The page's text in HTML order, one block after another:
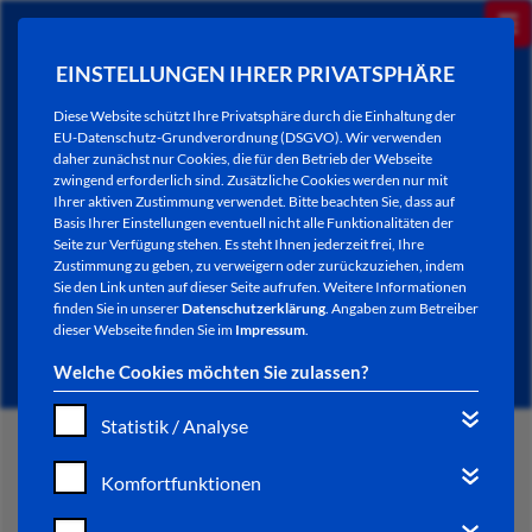
EINSTELLUNGEN IHRER PRIVATSPHÄRE
Diese Website schützt Ihre Privatsphäre durch die Einhaltung der
EU-Datenschutz-Grundverordnung (DSGVO). Wir verwenden
daher zunächst nur Cookies, die für den Betrieb der Webseite
zwingend erforderlich sind. Zusätzliche Cookies werden nur mit
Ihrer aktiven Zustimmung verwendet. Bitte beachten Sie, dass auf
Basis Ihrer Einstellungen eventuell nicht alle Funktionalitäten der
Seite zur Verfügung stehen. Es steht Ihnen jederzeit frei, Ihre
Zustimmung zu geben, zu verweigern oder zurückzuziehen, indem
Sie den Link unten auf dieser Seite aufrufen. Weitere Informationen
finden Sie in unsererDatenschutzerklärung. Angaben zum Betreiber
dieser Webseite finden Sie im Impressum.
Welche Cookies möchten Sie zulassen?
Statistik / Analyse
Komfortfunktionen
STELLENAUSSCHREIBUNGEN
START